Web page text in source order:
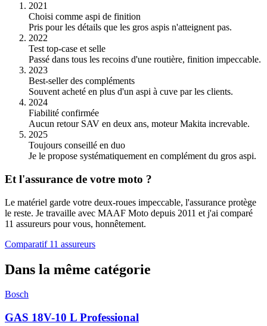
2021
Choisi comme aspi de finition
Pris pour les détails que les gros aspis n'atteignent pas.
2022
Test top-case et selle
Passé dans tous les recoins d'une routière, finition impeccable.
2023
Best-seller des compléments
Souvent acheté en plus d'un aspi à cuve par les clients.
2024
Fiabilité confirmée
Aucun retour SAV en deux ans, moteur Makita increvable.
2025
Toujours conseillé en duo
Je le propose systématiquement en complément du gros aspi.
Et l'assurance de votre moto ?
Le matériel garde votre deux-roues impeccable, l'assurance protège
le reste. Je travaille avec MAAF Moto depuis 2011 et j'ai comparé
11 assureurs pour vous, honnêtement.
Comparatif 11 assureurs
Dans la même catégorie
Bosch
GAS 18V-10 L Professional